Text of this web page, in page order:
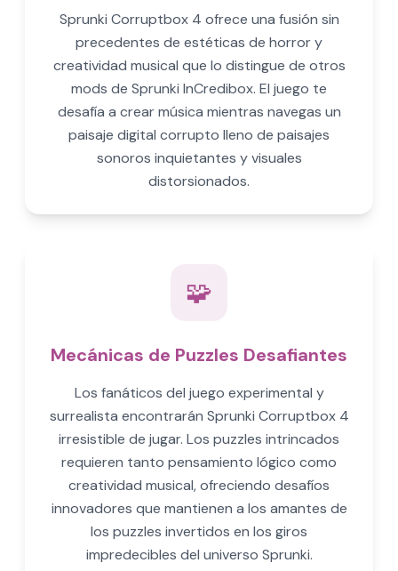
Sprunki Corruptbox 4 ofrece una fusión sin
precedentes de estéticas de horror y
creatividad musical que lo distingue de otros
mods de Sprunki InCredibox. El juego te
desafía a crear música mientras navegas un
paisaje digital corrupto lleno de paisajes
sonoros inquietantes y visuales
distorsionados.
🧩
Mecánicas de Puzzles Desafiantes
Los fanáticos del juego experimental y
surrealista encontrarán Sprunki Corruptbox 4
irresistible de jugar. Los puzzles intrincados
requieren tanto pensamiento lógico como
creatividad musical, ofreciendo desafíos
innovadores que mantienen a los amantes de
los puzzles invertidos en los giros
impredecibles del universo Sprunki.